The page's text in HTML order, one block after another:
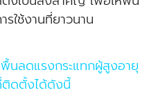
รใช้งานที่ยาวนาน
นลดแรงกระแทกผู้สูงอายุ
ดตั้งได้ดังนี้